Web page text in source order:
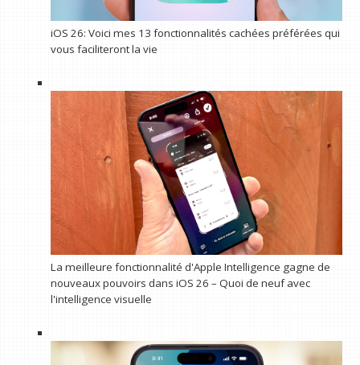
iOS 26: Voici mes 13 fonctionnalités cachées préférées qui
vous faciliteront la vie
La meilleure fonctionnalité d'Apple Intelligence gagne de
nouveaux pouvoirs dans iOS 26 – Quoi de neuf avec
l'intelligence visuelle